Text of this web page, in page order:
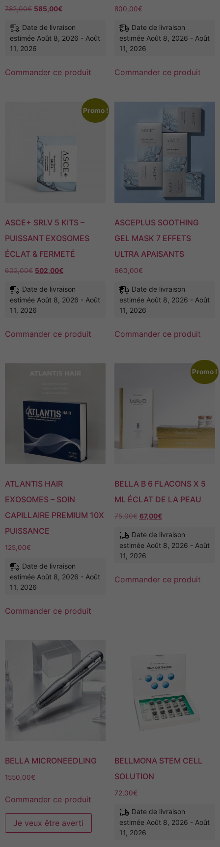
782,00€ 585,00€
Date de livraison
estimée Août 8, 2026 - Août
11, 2026
Commander ce produit
800,00€
Date de livraison
estimée Août 8, 2026 - Août
11, 2026
Commander ce produit
Promo !
ASCE+ SRLV 5 KITS –
PUISSANT EXOSOMES
ÉCLAT & FERMETÉ
602,00€ 502,00€
Date de livraison
estimée Août 8, 2026 - Août
11, 2026
Commander ce produit
ASCEPLUS SOOTHING
GEL MASK 7 EFFETS
ULTRA APAISANTS
660,00€
Date de livraison
estimée Août 8, 2026 - Août
11, 2026
Commander ce produit
ATLANTIS HAIR
EXOSOMES – SOIN
CAPILLAIRE PREMIUM 10X
PUISSANCE
125,00€
Date de livraison
estimée Août 8, 2026 - Août
11, 2026
Commander ce produit
Promo !
BELLA B 6 FLACONS X 5
ML ÉCLAT DE LA PEAU
75,00€ 67,00€
Date de livraison
estimée Août 8, 2026 - Août
11, 2026
Commander ce produit
BELLA MICRONEEDLING
1550,00€
Commander ce produit
Je veux être averti
BELLMONA STEM CELL
SOLUTION
72,00€
Date de livraison
estimée Août 8, 2026 - Août
11, 2026